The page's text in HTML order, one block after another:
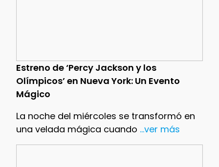
Estreno de ‘Percy Jackson y los
Olímpicos’ en Nueva York: Un Evento
Mágico
La noche del miércoles se transformó en
una velada mágica cuando ...ver más